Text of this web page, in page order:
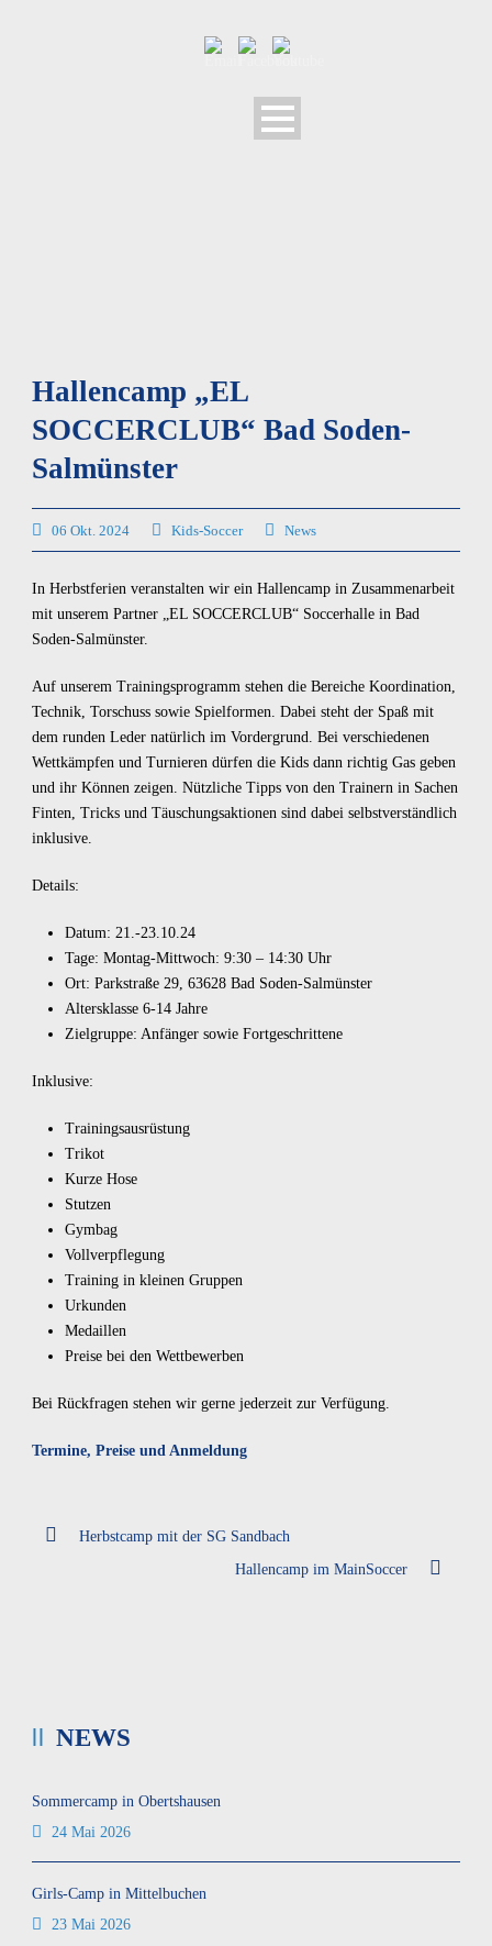
Hallencamp „EL
SOCCERCLUB“ Bad Soden-
Salmünster
06 Okt. 2024 Kids-Soccer News
In Herbstferien veranstalten wir ein Hallencamp in Zusammenarbeit
mit unserem Partner „EL SOCCERCLUB“ Soccerhalle in Bad
Soden-Salmünster.
Auf unserem Trainingsprogramm stehen die Bereiche Koordination,
Technik, Torschuss sowie Spielformen. Dabei steht der Spaß mit
dem runden Leder natürlich im Vordergrund. Bei verschiedenen
Wettkämpfen und Turnieren dürfen die Kids dann richtig Gas geben
und ihr Können zeigen. Nützliche Tipps von den Trainern in Sachen
Finten, Tricks und Täuschungsaktionen sind dabei selbstverständlich
inklusive.
Details:
Datum: 21.-23.10.24
Tage: Montag-Mittwoch: 9:30 – 14:30 Uhr
Ort: Parkstraße 29, 63628 Bad Soden-Salmünster
Altersklasse 6-14 Jahre
Zielgruppe: Anfänger sowie Fortgeschrittene
Inklusive:
Trainingsausrüstung
Trikot
Kurze Hose
Stutzen
Gymbag
Vollverpflegung
Training in kleinen Gruppen
Urkunden
Medaillen
Preise bei den Wettbewerben
Bei Rückfragen stehen wir gerne jederzeit zur Verfügung.
Termine, Preise und Anmeldung
Herbstcamp mit der SG Sandbach
Hallencamp im MainSoccer
NEWS
Sommercamp in Obertshausen
24 Mai 2026
Girls-Camp in Mittelbuchen
23 Mai 2026